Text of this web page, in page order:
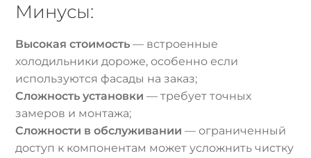
Минусы:
Высокая стоимость — встроенные
холодильники дороже, особенно если
используются фасады на заказ;
Сложность установки — требует точных
замеров и монтажа;
Сложности в обслуживании — ограниченный
доступ к компонентам может усложнить чистку